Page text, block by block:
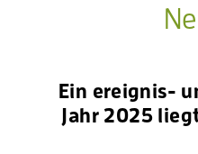
Ein ereignis-
Jahr 2025